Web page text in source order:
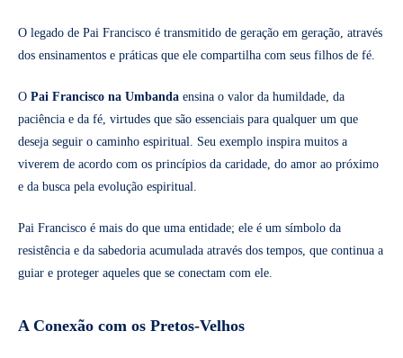
O legado de Pai Francisco é transmitido de geração em geração, através
dos ensinamentos e práticas que ele compartilha com seus filhos de fé.
O Pai Francisco na Umbanda ensina o valor da humildade, da
paciência e da fé, virtudes que são essenciais para qualquer um que
deseja seguir o caminho espiritual. Seu exemplo inspira muitos a
viverem de acordo com os princípios da caridade, do amor ao próximo
e da busca pela evolução espiritual.
Pai Francisco é mais do que uma entidade; ele é um símbolo da
resistência e da sabedoria acumulada através dos tempos, que continua a
guiar e proteger aqueles que se conectam com ele.
A Conexão com os Pretos-Velhos